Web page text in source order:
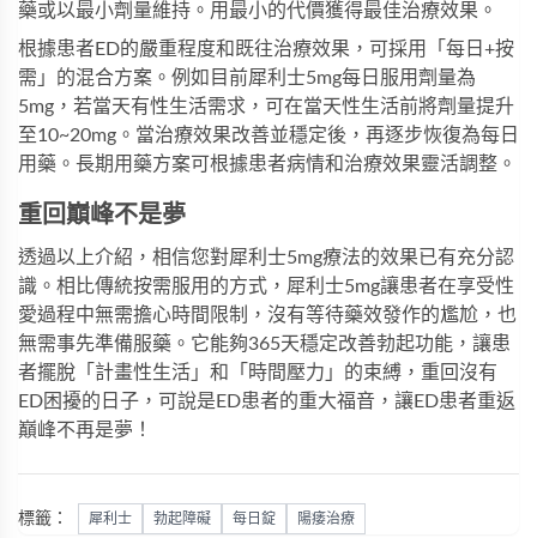
藥或以最小劑量維持。用最小的代價獲得最佳治療效果。
根據患者ED的嚴重程度和既往治療效果，可採用「每日+按
需」的混合方案。例如目前犀利士5mg每日服用劑量為
5mg，若當天有性生活需求，可在當天性生活前將劑量提升
至10~20mg。當治療效果改善並穩定後，再逐步恢復為每日
用藥。長期用藥方案可根據患者病情和治療效果靈活調整。
重回巔峰不是夢
透過以上介紹，相信您對犀利士5mg療法的效果已有充分認
識。相比傳統按需服用的方式， 犀利士5mg讓患者在享受性
愛過程中無需擔心時間限制，沒有等待藥效發作的尷尬，也
無需事先準備服藥。它能夠365天穩定改善勃起功能，讓患
者擺脫「計畫性生活」和「時間壓力」的束縛，重回沒有
ED困擾的日子，可說是ED患者的重大福音，讓ED患者重返
巔峰不再是夢！
標籤： 犀利士 勃起障礙 每日錠 陽痿治療